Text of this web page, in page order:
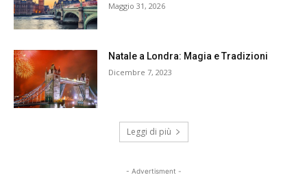
Maggio 31, 2026
Natale a Londra: Magia e Tradizioni
Dicembre 7, 2023
Leggi di più
- Advertisment -